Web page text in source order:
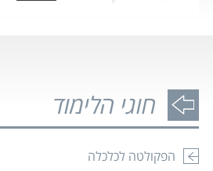
חוגי הלימוד
הפקולטה לכלכלה